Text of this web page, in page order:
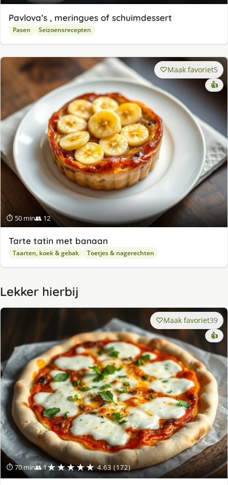
Pavlova’s , meringues of schuimdessert
Pasen Seizoensrecepten
⏱ 50 min👥 12
Maak favoriet5
👍
Tarte tatin met banaan
Taarten, koek & gebak Toetjes & nagerechten
Lekker hierbij
⏱ 70 min👥 1★★★★★ 4.63 (172)
Maak favoriet39
👍